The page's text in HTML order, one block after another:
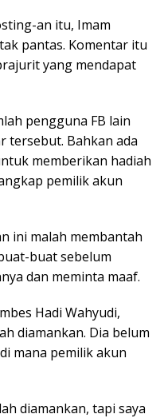
an itu, Imam
pantas. Komentar itu
yang mendapat
pengguna FB lain
tersebut. Bahkan ada
memberikan hadiah
pemilik akun
ini malah membantah
buat sebelum
dan meminta maaf.
Hadi Wahyudi,
diamankan. Dia belum
mana pemilik akun
diamankan, tapi saya